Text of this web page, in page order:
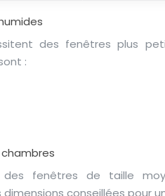
des fenêtres plus
:
des fenêtres de taille